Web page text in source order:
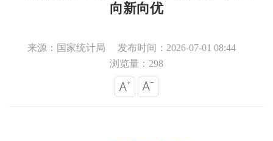
向新向优
来源：国家统计局
发布时间：2026-07-01 08:44
浏览量：298